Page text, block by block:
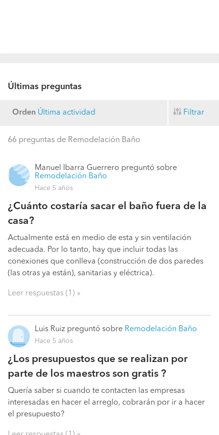
Últimas preguntas
Orden Última actividad Filtrar
66 preguntas de Remodelación Baño
Manuel Ibarra Guerrero preguntó sobre
Remodelación Baño
Hace 5 años
¿Cuánto costaría sacar el baño fuera de la
casa?
Actualmente está en medio de esta y sin ventilación
adecuada. Por lo tanto, hay que incluir todas las
conexiones que conlleva (construcción de dos paredes
(las otras ya están), sanitarias y eléctrica).
Leer respuestas (1) »
Luis Ruiz preguntó sobre Remodelación Baño
Hace 5 años
¿Los presupuestos que se realizan por
parte de los maestros son gratis ?
Quería saber si cuando te contacten las empresas
interesadas en hacer el arreglo, cobrarán por ir a hacer
el presupuesto?